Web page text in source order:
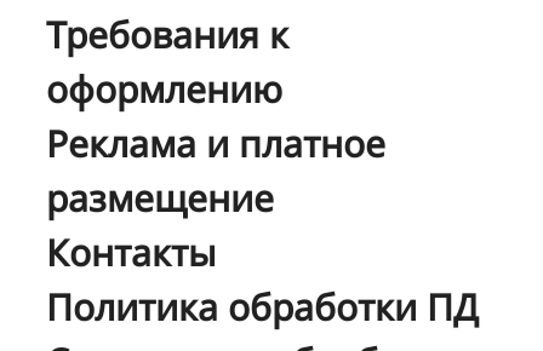
Требования к
оформлению
Реклама и платное
размещение
Контакты
Политика обработки ПД